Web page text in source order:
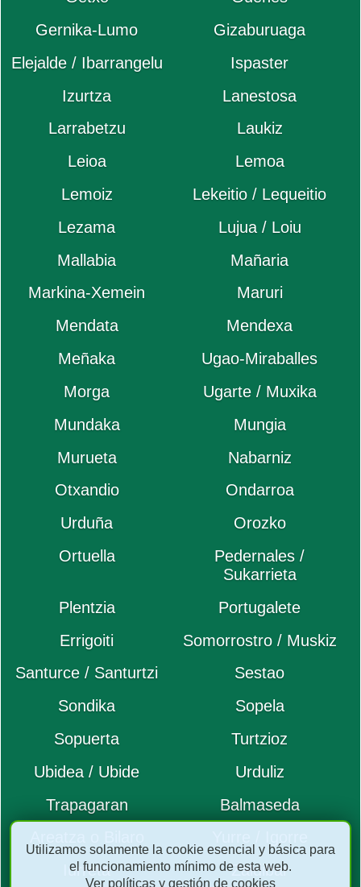
Gernika-Lumo
Gizaburuaga
Elejalde / Ibarrangelu
Ispaster
Izurtza
Lanestosa
Larrabetzu
Laukiz
Leioa
Lemoa
Lemoiz
Lekeitio / Lequeitio
Lezama
Lujua / Loiu
Mallabia
Mañaria
Markina-Xemein
Maruri
Mendata
Mendexa
Meñaka
Ugao-Miraballes
Morga
Ugarte / Muxika
Mundaka
Mungia
Murueta
Nabarniz
Otxandio
Ondarroa
Urduña
Orozko
Ortuella
Pedernales /
Sukarrieta
Plentzia
Portugalete
Errigoiti
Somorrostro / Muskiz
Santurce / Santurtzi
Sestao
Sondika
Sopela
Sopuerta
Turtzioz
Ubidea / Ubide
Urduliz
Trapagaran
Balmaseda
Iurreta
Zaldibar
Utilizamos solamente la cookie esencial y básica para
el funcionamiento mínimo de esta web.
Ver políticas y gestión de cookies